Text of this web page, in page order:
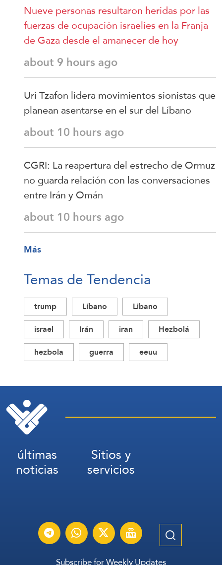
Nueve personas resultaron heridas por las
fuerzas de ocupación israelíes en la Franja
de Gaza desde el amanecer de hoy
about 9 hours ago
Uri Tzafon lidera movimientos sionistas que
planean asentarse en el sur del Líbano
about 10 hours ago
CGRI: La reapertura del estrecho de Ormuz
no guarda relación con las conversaciones
entre Irán y Omán
about 10 hours ago
Más
Temas de Tendencia
trump Líbano
Libano
israel
Irán iran
Hezbolá
hezbola
guerra eeuu
últimas
noticias
Sitios y
servicios